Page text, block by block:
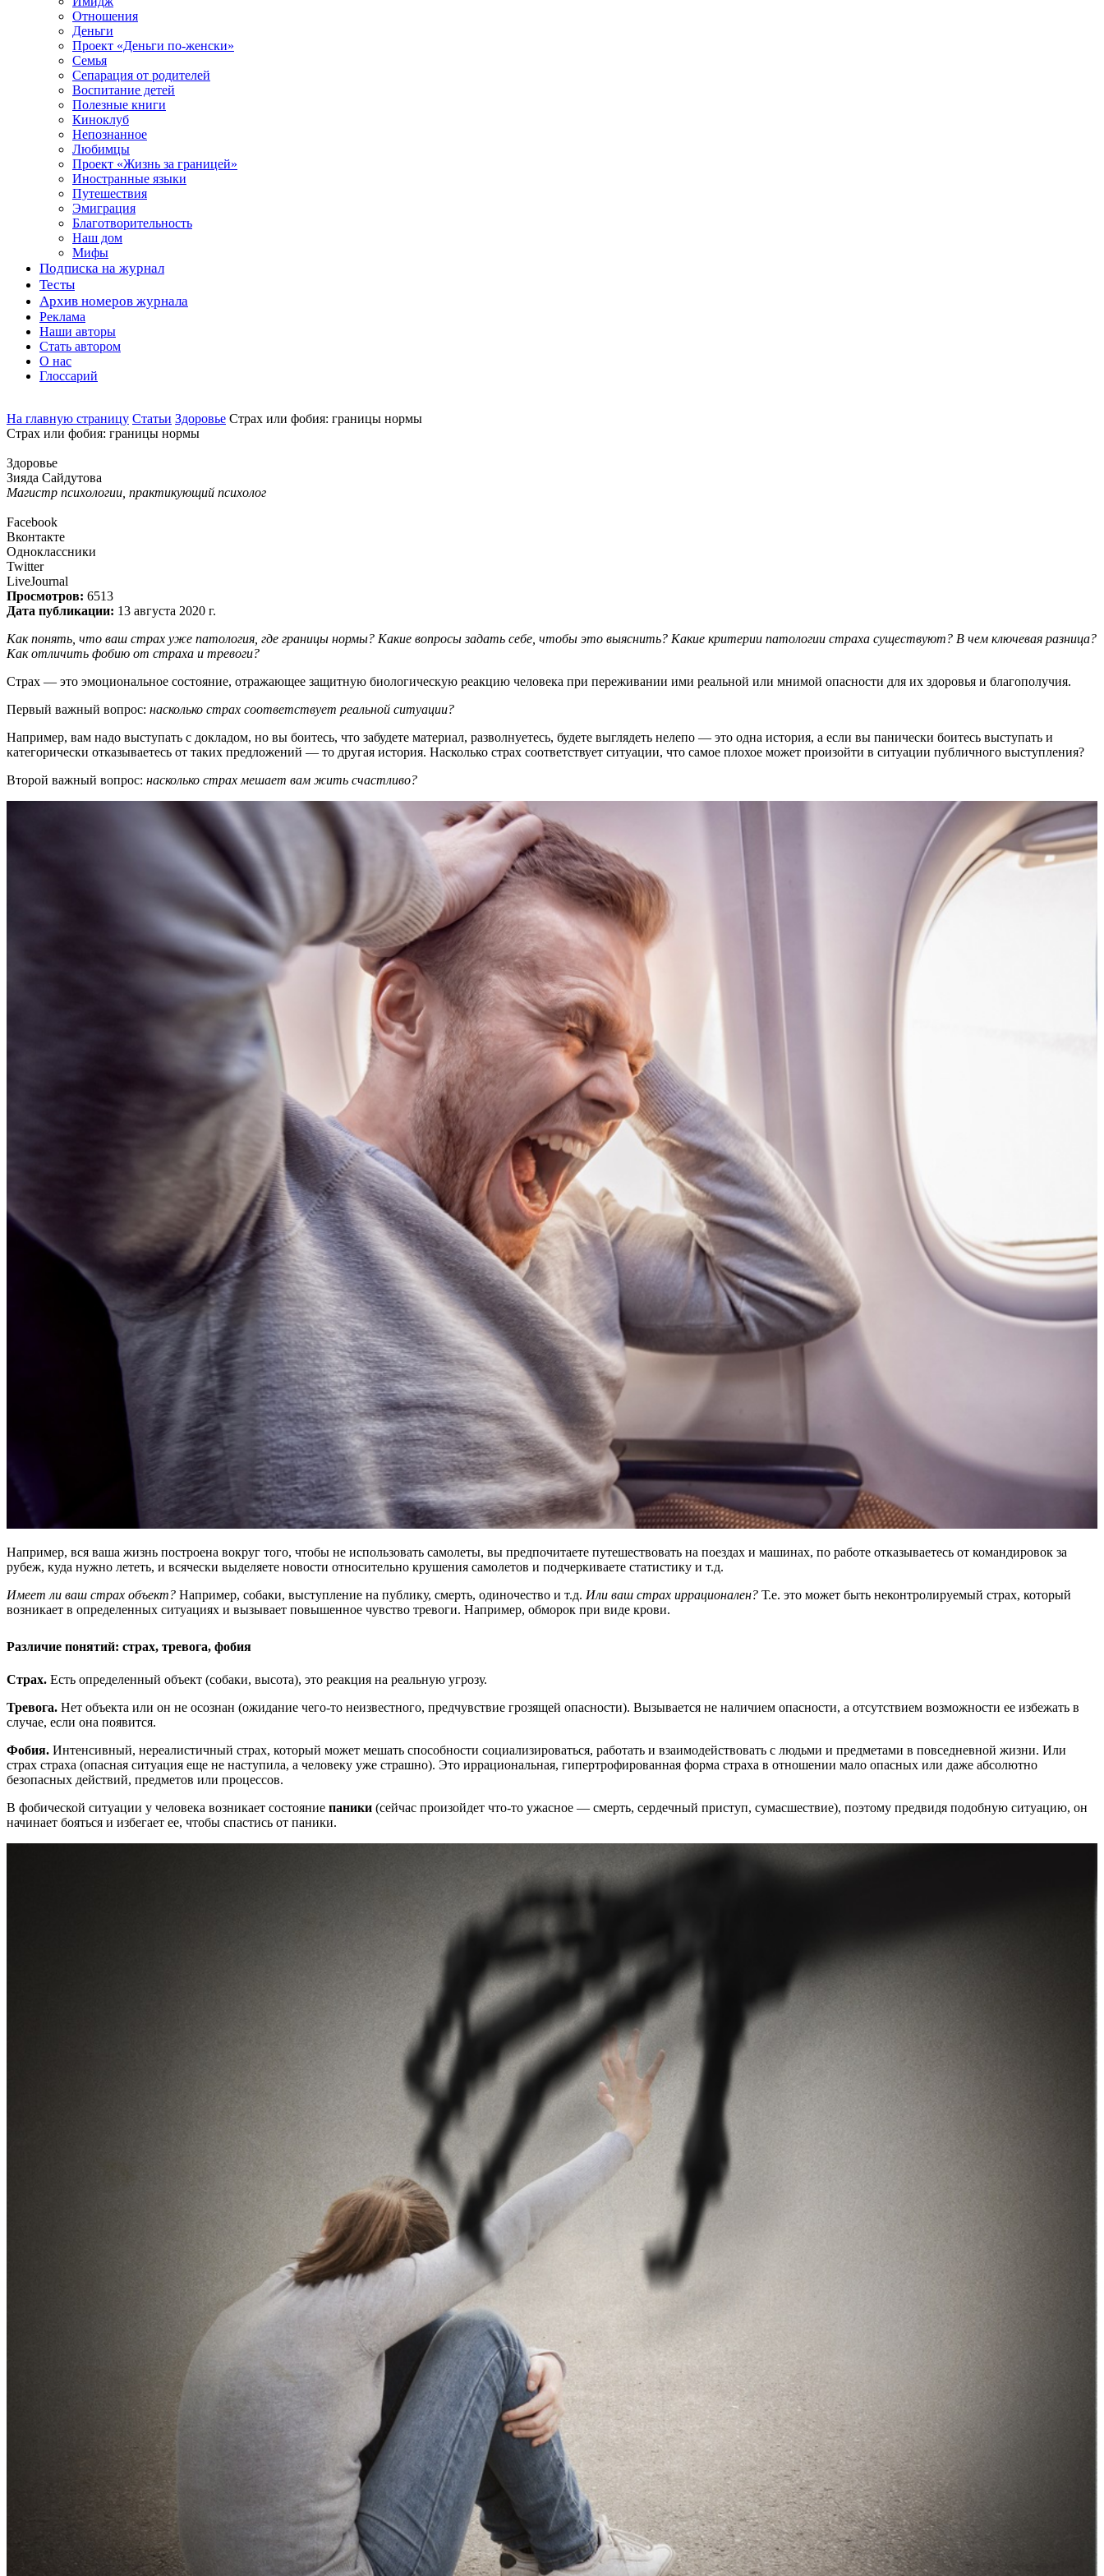
Отношения
Деньги
Проект «Деньги по-женски»
Семья
Сепарация от родителей
Воспитание детей
Полезные книги
Киноклуб
Непознанное
Любимцы
Проект «Жизнь за границей»
Иностранные языки
Путешествия
Эмиграция
Благотворительность
Наш дом
Мифы
Подписка на журнал
Тесты
Архив номеров журнала
Реклама
Наши авторы
Стать автором
О нас
Глоссарий
На главную страницу Статьи Здоровье Страх или фобия: границы нормы
Страх или фобия: границы нормы
Здоровье
Зияда Сайдутова
Магистр психологии, практикующий психолог
Facebook
Вконтакте
Одноклассники
Twitter
LiveJournal
Просмотров: 6513
Дата публикации: 13 августа 2020 г.
Как понять, что ваш страх уже патология, где границы нормы? Какие вопросы задать себе, чтобы это выяснить? Какие критерии патологии страха существуют? В чем ключевая разница?
Как отличить фобию от страха и тревоги?
Страх — это эмоциональное состояние, отражающее защитную биологическую реакцию человека при переживании ими реальной или мнимой опасности для их здоровья и благополучия.
Первый важный вопрос: насколько страх соответствует реальной ситуации?
Например, вам надо выступать с докладом, но вы боитесь, что забудете материал, разволнуетесь, будете выглядеть нелепо — это одна история, а если вы панически боитесь выступать и
категорически отказываетесь от таких предложений — то другая история. Насколько страх соответствует ситуации, что самое плохое может произойти в ситуации публичного выступления?
Второй важный вопрос: насколько страх мешает вам жить счастливо?
Например, вся ваша жизнь построена вокруг того, чтобы не использовать самолеты, вы предпочитаете путешествовать на поездах и машинах, по работе отказываетесь от командировок за
рубеж, куда нужно лететь, и всячески выделяете новости относительно крушения самолетов и подчеркиваете статистику и т.д.
Имеет ли ваш страх объект? Например, собаки, выступление на публику, смерть, одиночество и т.д. Или ваш страх иррационален? Т.е. это может быть неконтролируемый страх, который
возникает в определенных ситуациях и вызывает повышенное чувство тревоги. Например, обморок при виде крови.
Различие понятий: страх, тревога, фобия
Страх. Есть определенный объект (собаки, высота), это реакция на реальную угрозу.
Тревога. Нет объекта или он не осознан (ожидание чего-то неизвестного, предчувствие грозящей опасности). Вызывается не наличием опасности, а отсутствием возможности ее избежать в
случае, если она появится.
Фобия. Интенсивный, нереалистичный страх, который может мешать способности социализироваться, работать и взаимодействовать с людьми и предметами в повседневной жизни. Или
страх страха (опасная ситуация еще не наступила, а человеку уже страшно). Это иррациональная, гипертрофированная форма страха в отношении мало опасных или даже абсолютно
безопасных действий, предметов или процессов.
В фобической ситуации у человека возникает состояние паники (сейчас произойдет что-то ужасное — смерть, сердечный приступ, сумасшествие), поэтому предвидя подобную ситуацию, он
начинает бояться и избегает ее, чтобы спастись от паники.